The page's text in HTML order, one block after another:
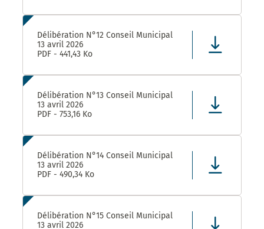
Délibération N°12 Conseil Municipal
13 avril 2026
PDF - 441,43 Ko
Délibération N°13 Conseil Municipal
13 avril 2026
PDF - 753,16 Ko
Délibération N°14 Conseil Municipal
13 avril 2026
PDF - 490,34 Ko
Délibération N°15 Conseil Municipal
13 avril 2026